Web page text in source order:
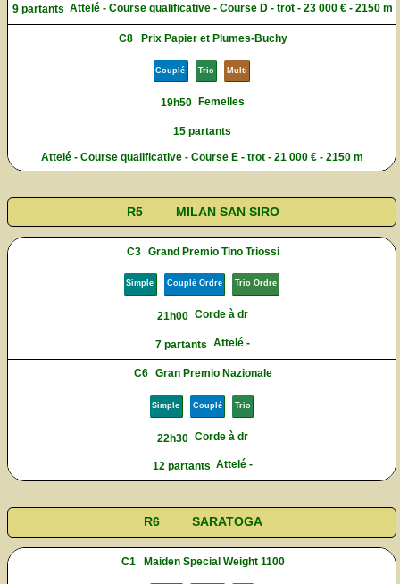
9 partants Attelé - Course qualificative - Course D - trot - 23 000 € - 2150 m
C8 Prix Papier et Plumes-Buchy
Couplé Trio Multi
19h50 Femelles
15 partants
Attelé - Course qualificative - Course E - trot - 21 000 € - 2150 m
R5 MILAN SAN SIRO
C3 Grand Premio Tino Triossi
Simple Couplé Ordre Trio Ordre
21h00 Corde à dr
7 partants Attelé -
C6 Gran Premio Nazionale
Simple Couplé Trio
22h30 Corde à dr
12 partants Attelé -
R6 SARATOGA
C1 Maiden Special Weight 1100